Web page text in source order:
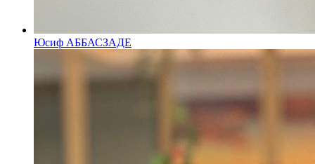
Юсиф АББАСЗАДЕ